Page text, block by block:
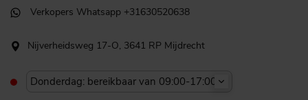
Verkopers Whatsapp +31630520638
Nijverheidsweg 17-O, 3641 RP Mijdrecht
Donderdag: bereikbaar van 09:00-17:00u